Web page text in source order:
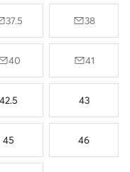
37.5 38
40 41
42.5 43
45 46